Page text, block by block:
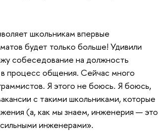
школьникам впервые
будет только больше! Удивили
собеседование на должность
процесс общения. Сейчас много
Я этого не боюсь. Я боюсь,
с такими школьниками, которые
(а, как мы знаем, инженерия — это
инженерами».